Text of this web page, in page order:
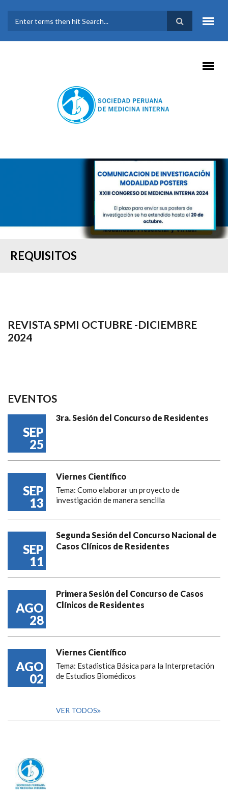
FORMULARIO DE
BÚSQUEDA
REQUISITOS
REVISTA SPMI OCTUBRE -DICIEMBRE
2024
EVENTOS
SEP
25
3ra. Sesión del Concurso de Residentes
SEP
13
Viernes Científico
Tema: Como elaborar un proyecto de
investigación de manera sencilla
SEP
11
Segunda Sesión del Concurso Nacional de
Casos Clínicos de Residentes
AGO
28
Primera Sesión del Concurso de Casos
Clínicos de Residentes
AGO
02
Viernes Científico
Tema: Estadistica Básica para la Interpretación
de Estudios Biomédicos
VER TODOS